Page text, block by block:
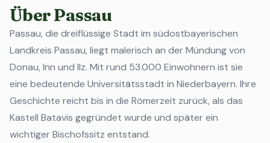
Über Passau
Passau, die dreiflüssige Stadt im südostbayerischen
Landkreis Passau, liegt malerisch an der Mündung von
Donau, Inn und Ilz. Mit rund 53.000 Einwohnern ist sie
eine bedeutende Universitätsstadt in Niederbayern. Ihre
Geschichte reicht bis in die Römerzeit zurück, als das
Kastell Batavis gegründet wurde und später ein
wichtiger Bischofssitz entstand.